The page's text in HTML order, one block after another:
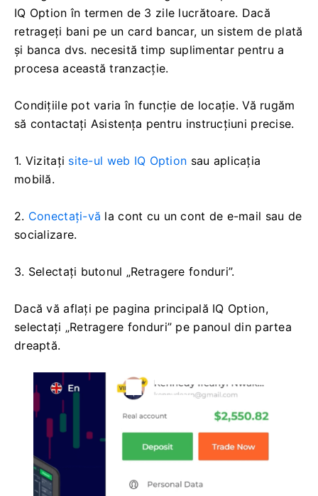
IQ Option în termen de 3 zile lucrătoare. Dacă
retrageți bani pe un card bancar, un sistem de plată
și banca dvs. necesită timp suplimentar pentru a
procesa această tranzacție.
Condițiile pot varia în funcție de locație. Vă rugăm
să contactați Asistența pentru instrucțiuni precise.
1. Vizitați site-ul web IQ Option sau aplicația
mobilă.
2. Conectați-vă la cont cu un cont de e-mail sau de
socializare.
3. Selectați butonul „Retragere fonduri”.
Dacă vă aflați pe pagina principală IQ Option,
selectați „Retragere fonduri” pe panoul din partea
dreaptă.